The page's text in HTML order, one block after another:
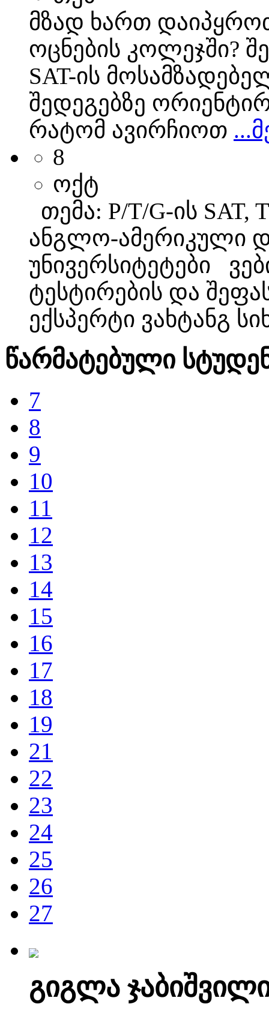
მზად ხართ
ოცნების კოლეჯში?
SAT-ის
შედეგებზე
რატომ ავირჩიოთ
8
ოქტ
თემა: P/T/G-ის SAT,
ანგლო-ამერიკული
უნივერსიტეტები
ტესტირების და
ექსპერტი ვახტანგ
წარმატებული
7
8
9
10
11
12
13
14
15
16
17
18
19
21
22
23
24
25
26
27
გიგლა